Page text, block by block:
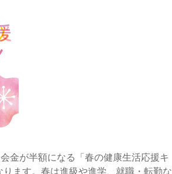
金が半額になる「春の健康生活応援キ
ます。春は進級や進学、就職・転勤な